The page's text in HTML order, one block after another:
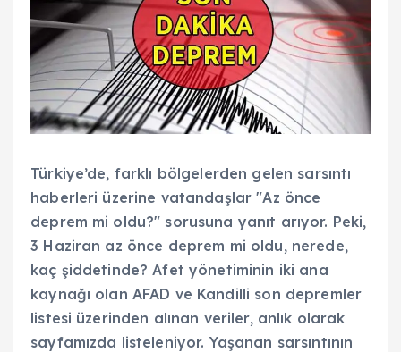
Türkiye’de, farklı bölgelerden gelen sarsıntı
haberleri üzerine vatandaşlar "Az önce
deprem mi oldu?" sorusuna yanıt arıyor. Peki,
3 Haziran az önce deprem mi oldu, nerede,
kaç şiddetinde? Afet yönetiminin iki ana
kaynağı olan AFAD ve Kandilli son depremler
listesi üzerinden alınan veriler, anlık olarak
sayfamızda listeleniyor. Yaşanan sarsıntının